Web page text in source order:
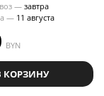
—завтра
— 11 августа
BYN
КОРЗИНУ